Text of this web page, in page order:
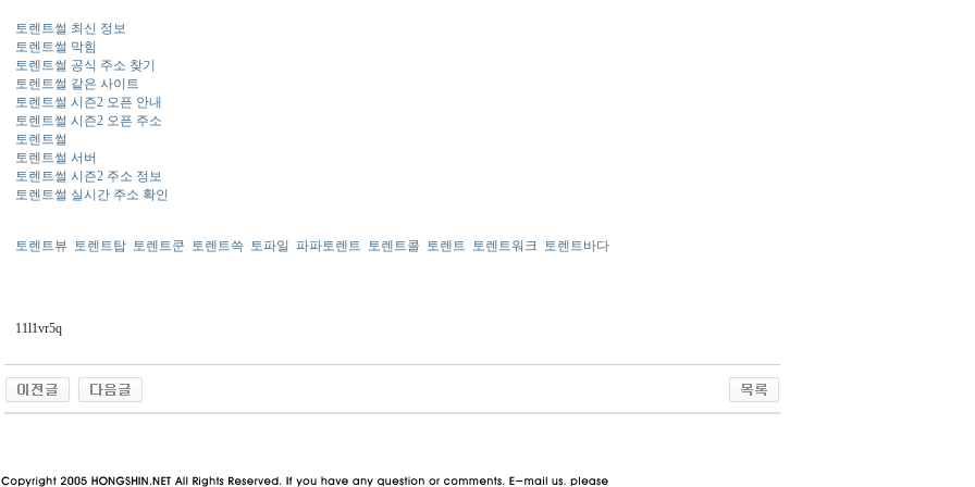
토렌트썰 최신 정보
토렌트썰 막힘
토렌트썰 공식 주소 찾기
토렌트썰 같은 사이트
토렌트썰 시즌2 오픈 안내
토렌트썰 시즌2 오픈 주소
토렌트썰
토렌트썰 서버
토렌트썰 시즌2 주소 정보
토렌트썰 실시간 주소 확인
토렌트뷰 토렌트탑 토렌트쿤 토렌트쓱 토파일 파파토렌트 토렌트콜 토렌트 토렌트워크 토렌트바다
11l1vr5q